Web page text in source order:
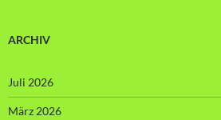
ARCHIV
Juli 2026
März 2026